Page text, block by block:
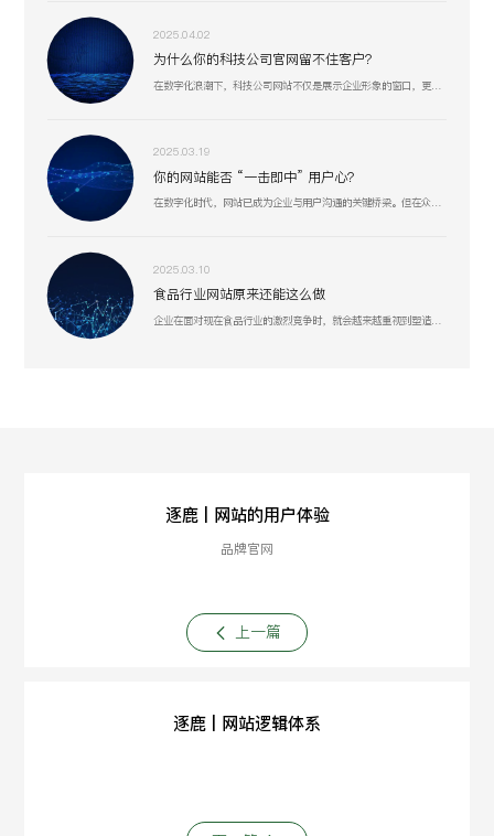
2025.04.02
为什么你的科技公司官网留不住客户？
在数字化浪潮下，科技公司网站不仅是展示企业形象的窗口，更是连接客户、合作伙伴和人才的重要桥梁。一个专业、高效的网站能够显著提升企业竞争力，助力业务增长。
2025.03.19
你的网站能否 “一击即中” 用户心？
在数字化时代，网站已成为企业与用户沟通的关键桥梁。但在众多网站中，真正能精准把握用户需求、提供卓越用户体验的却为数不多。
2025.03.10
食品行业网站原来还能这么做
企业在面对现在食品行业的激烈竞争时，就会越来越重视到塑造好线上形象或许是一个突破口。
逐鹿 | 网站的用户体验
品牌官网
上一篇
逐鹿 | 网站逻辑体系